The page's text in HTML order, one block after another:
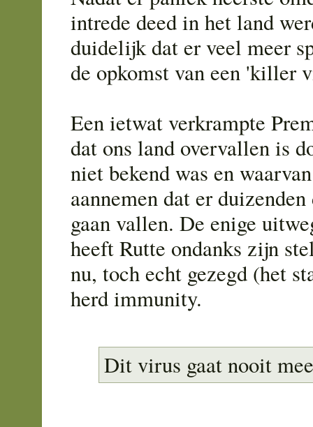
intrede deed in het land
duidelijk dat er veel meer
de opkomst van een 'killer
Een ietwat verkrampte
dat ons land overvallen is
niet bekend was en
aannemen dat er
gaan vallen. De enige
heeft Rutte ondanks zijn
nu, toch echt gezegd (het
herd immunity.
Dit virus gaat nooit